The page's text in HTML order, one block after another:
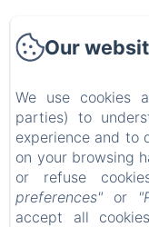
Our
We use cookies
parties) to
experience and to
on your browsing
or refuse
preferences" or
accept all